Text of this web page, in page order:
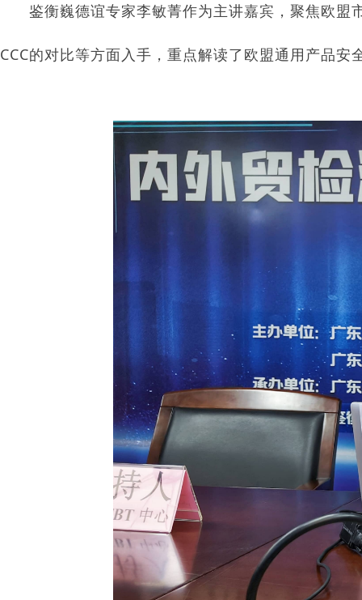
鉴衡巍德谊专家李敏菁作为主讲嘉宾，聚焦欧盟
CCC的对比等方面入手，重点解读了欧盟通用产品